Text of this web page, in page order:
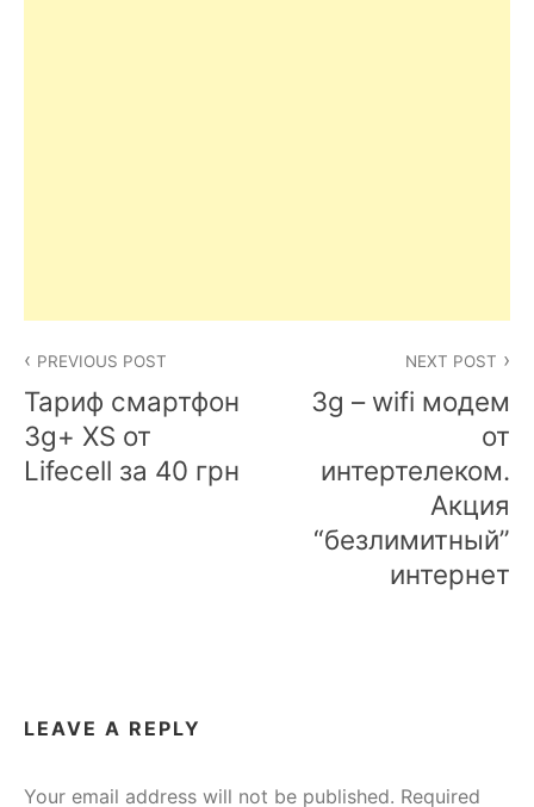
navigation
PREVIOUS POST
Тариф смартфон
3g+ XS от
Lifecell за 40 грн
NEXT POST
3g – wifi модем
от
интертелеком.
Акция
“безлимитный”
интернет
LEAVE A REPLY
Your email address will not be published. Required